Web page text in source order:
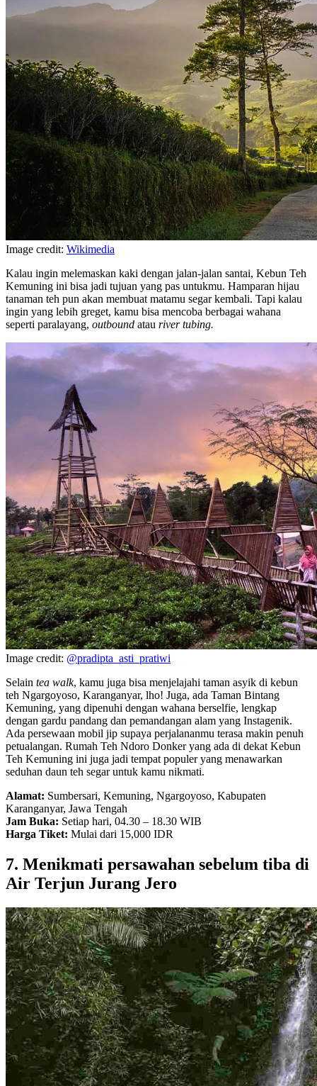
Image credit: Wikimedia
Kalau ingin melemaskan kaki dengan jalan-jalan santai, Kebun Teh
Kemuning ini bisa jadi tujuan yang pas untukmu. Hamparan hijau
tanaman teh pun akan membuat matamu segar kembali. Tapi kalau
ingin yang lebih greget, kamu bisa mencoba berbagai wahana
seperti paralayang, outbound atau river tubing.
Image credit: @pradipta_asti_pratiwi
Selain tea walk, kamu juga bisa menjelajahi taman asyik di kebun
teh Ngargoyoso, Karanganyar, lho! Juga, ada Taman Bintang
Kemuning, yang dipenuhi dengan wahana berselfie, lengkap
dengan gardu pandang dan pemandangan alam yang Instagenik.
Ada persewaan mobil jip supaya perjalananmu terasa makin penuh
petualangan. Rumah Teh Ndoro Donker yang ada di dekat Kebun
Teh Kemuning ini juga jadi tempat populer yang menawarkan
seduhan daun teh segar untuk kamu nikmati.
Alamat: Sumbersari, Kemuning, Ngargoyoso, Kabupaten
Karanganyar, Jawa Tengah
Jam Buka: Setiap hari, 04.30 – 18.30 WIB
Harga Tiket: Mulai dari 15,000 IDR
7. Menikmati persawahan sebelum tiba di
Air Terjun Jurang Jero